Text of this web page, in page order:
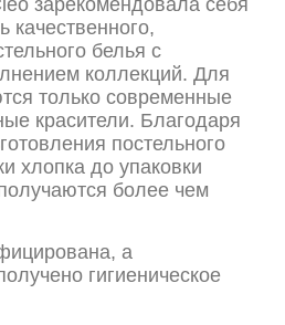
зарекомендовала себя
качественного,
белья с
коллекций. Для
только современные
красители. Благодаря
постельного
хлопка до упаковки
более чем
а
гигиеническое